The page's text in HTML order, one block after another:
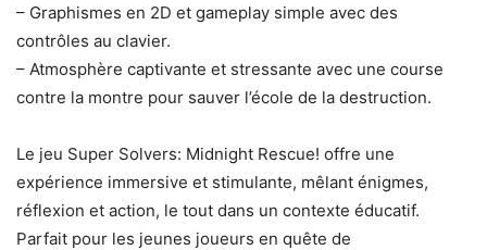
– Graphismes en 2D et gameplay simple avec des
contrôles au clavier.
– Atmosphère captivante et stressante avec une course
contre la montre pour sauver l’école de la destruction.
Le jeu Super Solvers: Midnight Rescue! offre une
expérience immersive et stimulante, mêlant énigmes,
réflexion et action, le tout dans un contexte éducatif.
Parfait pour les jeunes joueurs en quête de